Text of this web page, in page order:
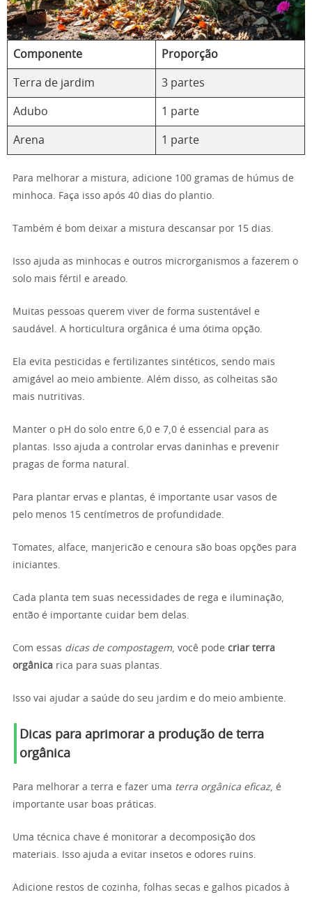
Componente Proporção
Terra de jardim 3 partes
Adubo 1 parte
Arena 1 parte
Para melhorar a mistura, adicione 100 gramas de húmus de
minhoca. Faça isso após 40 dias do plantio.
Também é bom deixar a mistura descansar por 15 dias.
Isso ajuda as minhocas e outros microrganismos a fazerem o
solo mais fértil e areado.
Muitas pessoas querem viver de forma sustentável e
saudável. A horticultura orgânica é uma ótima opção.
Ela evita pesticidas e fertilizantes sintéticos, sendo mais
amigável ao meio ambiente. Além disso, as colheitas são
mais nutritivas.
Manter o pH do solo entre 6,0 e 7,0 é essencial para as
plantas. Isso ajuda a controlar ervas daninhas e prevenir
pragas de forma natural.
Para plantar ervas e plantas, é importante usar vasos de
pelo menos 15 centímetros de profundidade.
Tomates, alface, manjericão e cenoura são boas opções para
iniciantes.
Cada planta tem suas necessidades de rega e iluminação,
então é importante cuidar bem delas.
Com essas dicas de compostagem, você pode criar terra
orgânica rica para suas plantas.
Isso vai ajudar a saúde do seu jardim e do meio ambiente.
Dicas para aprimorar a produção de terra
orgânica
Para melhorar a terra e fazer uma terra orgânica eficaz, é
importante usar boas práticas.
Uma técnica chave é monitorar a decomposição dos
materiais. Isso ajuda a evitar insetos e odores ruins.
Adicione restos de cozinha, folhas secas e galhos picados à